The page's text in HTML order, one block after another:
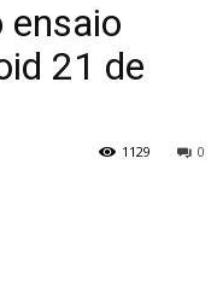
ensaio
21 de
0
1129